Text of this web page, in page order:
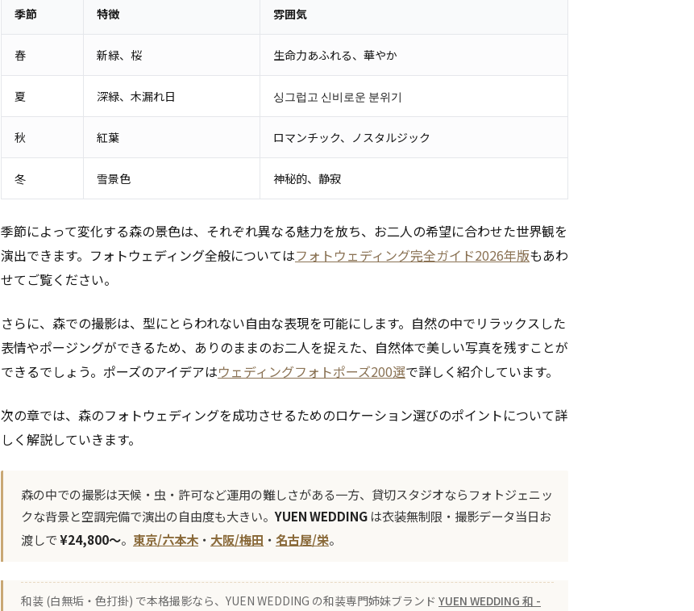
季節 特徴 雰囲気
春 新緑、桜 生命力あふれる、華やか
夏 深緑、木漏れ日 싱그럽고 신비로운 분위기
秋 紅葉 ロマンチック、ノスタルジック
冬 雪景色 神秘的、静寂
季節によって変化する森の景色は、それぞれ異なる魅力を放ち、お二人の希望に合わせた世界観を
演出できます。フォトウェディング全般についてはフォトウェディング完全ガイド2026年版もあわ
せてご覧ください。
さらに、森での撮影は、型にとらわれない自由な表現を可能にします。自然の中でリラックスした
表情やポージングができるため、ありのままのお二人を捉えた、自然体で美しい写真を残すことが
できるでしょう。ポーズのアイデアはウェディングフォトポーズ200選で詳しく紹介しています。
次の章では、森のフォトウェディングを成功させるためのロケーション選びのポイントについて詳
しく解説していきます。
森の中での撮影は天候・虫・許可など運用の難しさがある一方、貸切スタジオならフォトジェニッ
クな背景と空調完備で演出の自由度も大きい。YUEN WEDDING は衣装無制限・撮影データ当日お
渡しで¥24,800〜。 東京/六本木 ・ 大阪/梅田 ・ 名古屋/栄。
和装 (白無垢・色打掛) で本格撮影なら、YUEN WEDDING の和装専門姉妹ブランド YUEN WEDDING 和 -